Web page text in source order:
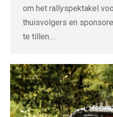
om het rallyspektakel
thuisvolgers en
te tillen.…